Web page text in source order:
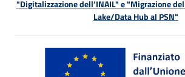
"Digitalizzazione dell’INAIL" e "Migrazione
Lake/Data Hub al PSN"